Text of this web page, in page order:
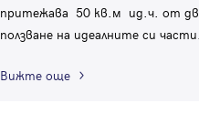
притежава 50 кв.м ид.ч. от
ползване на идеалните си
Вижте още